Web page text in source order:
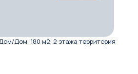
/Дом, 180 м2, 2 этажа территория